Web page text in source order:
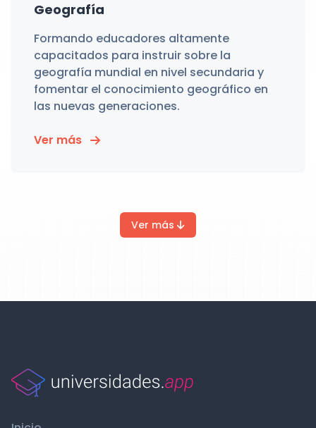
Geografía
Formando educadores altamente
capacitados para instruir sobre la
geografía mundial en nivel secundaria y
fomentar el conocimiento geográfico en
las nuevas generaciones.
Ver más
Ver más